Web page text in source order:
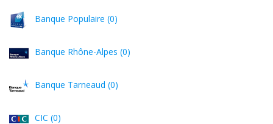
Banque Populaire (0)
Banque Rhône-Alpes (0)
Banque Tarneaud (0)
CIC (0)